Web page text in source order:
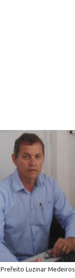
Prefeito Luzinar Medeiros